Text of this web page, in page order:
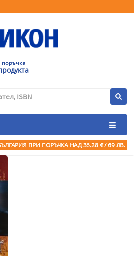
поръчка
ПРИ ПОРЪЧКА НАД 35.28 € / 69 ЛВ.